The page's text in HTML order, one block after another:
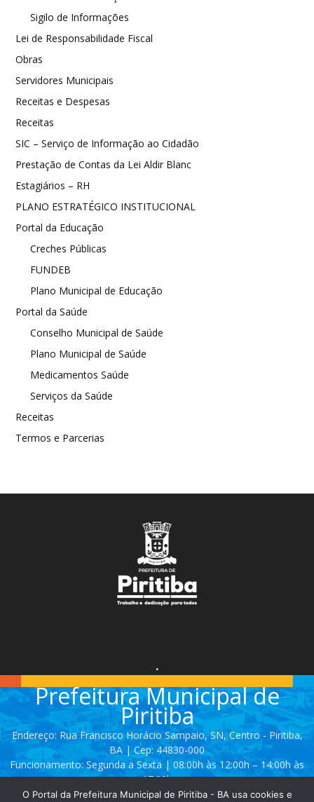
Sigilo de Informações
Lei de Responsabilidade Fiscal
Obras
Servidores Municipais
Receitas e Despesas
Receitas
SIC – Serviço de Informação ao Cidadão
Prestação de Contas da Lei Aldir Blanc
Estagiários – RH
PLANO ESTRATÉGICO INSTITUCIONAL
Portal da Educação
Creches Públicas
FUNDEB
Plano Municipal de Educação
Portal da Saúde
Conselho Municipal de Saúde
Plano Municipal de Saúde
Medicamentos Saúde
Serviços da Saúde
Receitas
Termos e Parcerias
.
Prefeitura Municipal de
Piritiba
Endereço: Rua Francisco Horácio Sampaio, SN, Centro - Piritiba,
BA | Cep: 44830-000
Funcionamento: Segunda a Sexta | 08:00h às 12:00h – 14:00h às
17:00h
O Portal da Prefeitura Municipal de Piritiba - BA usa cookies e